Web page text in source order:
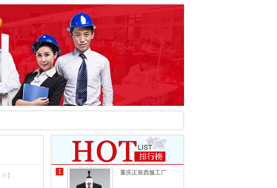
小】
1
重庆正装西服工厂